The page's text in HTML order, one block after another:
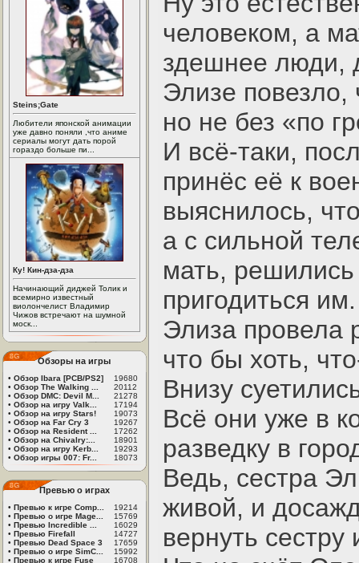
Steins;Gate
Любители японской анимации
уже давно поняли ,что аниме
сериалы могут дать порой
гораздо больше пи...
Ку! Кин-дза-дза
Начинающий диджей Толик и
всемирно известный
виолончелист Владимир
Чижов встречают на шумной
моск...
Обзоры на игры
• Обзор Ibara [PCB/PS2]
19680
• Обзор The Walking ...
20112
• Обзор DMC: Devil M...
21278
• Обзор на игру Valk...
17194
• Обзор на игру Stars!
19073
• Обзор на Far Cry 3
19267
• Обзор на Resident ...
17262
• Обзор на Chivalry:...
18901
• Обзор на игру Kerb...
19293
• Обзор игры 007: Fr... 18073
Превью о играх
• Превью к игре Comp...
19214
• Превью о игре Mage...
15769
• Превью Incredible ...
16029
• Превью Firefall
14727
• Превью Dead Space 3
17659
• Превью о игре SimC...
15992
• Превью к игре Fuse
16708
человеком, а
здешнее люди,
Элизе повезло,
но не без «по
И всё-таки,
принёс её к
выяснилось,
а с сильной
мать,
пригодиться им.
Элиза провела
что бы хоть,
Внизу
Всё они уже в
разведку в
Ведь, сестра
живой, и
вернуть сестру